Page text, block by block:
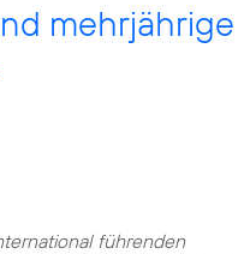
führenden